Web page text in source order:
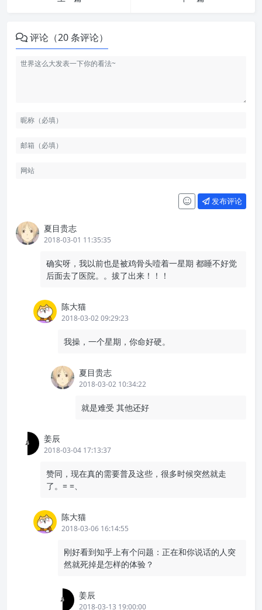
评论（20 条评论）
发布评论
夏目贵志
2018-03-01 11:35:35
确实呀，我以前也是被鸡骨头噎着一星期 都睡不好觉
后面去了医院。。拔了出来！！！
陈大猫
2018-03-02 09:29:23
我操，一个星期，你命好硬。
夏目贵志
2018-03-02 10:34:22
就是难受 其他还好
姜辰
2018-03-04 17:13:37
赞同，现在真的需要普及这些，很多时候突然就走
了。= =、
陈大猫
2018-03-06 16:14:55
刚好看到知乎上有个问题：正在和你说话的人突
然就死掉是怎样的体验？
姜辰
2018-03-13 19:00:00